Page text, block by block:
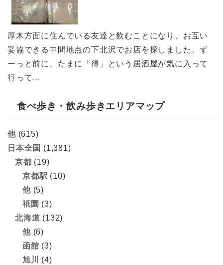
厚木方面に住んでいる友達と飲むことになり、お互い
妥協できる中間地点の下北沢でお店を探しました。ず
ーっと前に、たまに「得」という居酒屋が気に入って
行って…
食べ歩き・飲み歩きエリアマップ
他(615)
日本全国 (1,381)
京都 (19)
京都駅 (10)
他(5)
祇園 (3)
北海道 (132)
他(6)
函館 (3)
旭川
(4)